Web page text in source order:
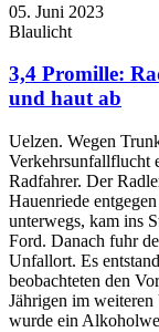
05. Juni 2023
Blaulicht
3,4 Promille:
und haut ab
Uelzen. Wegen
Verkehrsunfallflucht
Radfahrer. Der
Hauenriede
unterwegs, kam ins
Ford. Danach fuhr
Unfallort. Es
beobachteten den
Jährigen im
wurde ein